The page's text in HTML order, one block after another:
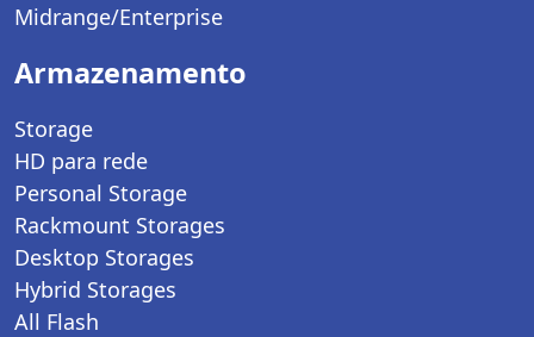
Midrange/Enterprise
Armazenamento
Storage
HD para rede
Personal Storage
Rackmount Storages
Desktop Storages
Hybrid Storages
All Flash